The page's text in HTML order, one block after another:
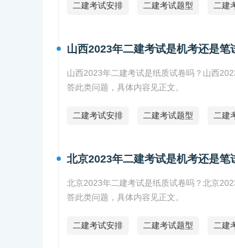
二建考试安排 二建考试题型 二建
山西2023年二建考试是机考还是笔
山西2023年二建考试是纸质试卷吗？山西
答此类问题，具体内容见正文。
二建考试安排 二建考试题型 二建
北京2023年二建考试是机考还是笔
北京2023年二建考试是纸质试卷吗？北京
答此类问题，具体内容见正文。
二建考试安排 二建考试题型 二建